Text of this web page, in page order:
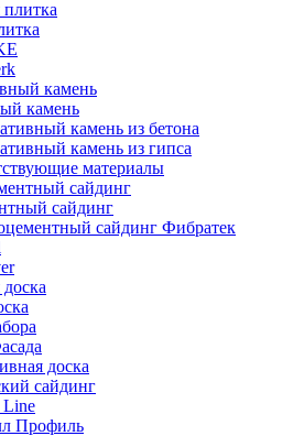
камень
камень из бетона
камень из гипса
материалы
сайдинг
сайдинг Фибратек
доска
сайдинг
Line
Профиль